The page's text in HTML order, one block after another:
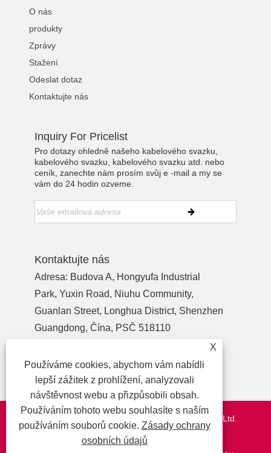
O nás
produkty
Zprávy
Stažení
Odeslat dotaz
Kontaktujte nás
Inquiry For Pricelist
Pro dotazy ohledně našeho kabelového svazku,
kabelového svazku, kabelového svazku atd. nebo
ceník, zanechte nám prosím svůj e -mail a my se
vám do 24 hodin ozveme.
Kontaktujte nás
Adresa: Budova A, Hongyufa Industrial
Park, Yuxin Road, Niuhu Community,
Guanlan Street, Longhua District, Shenzhen
Guangdong, Čína, PSČ 518110
Telefon:+86-13713718026
E-mailem:wzl@szydr.com
Copyright © 2021 Shenzhen YDR Connector Co.,Ltd.
http://www.szydr.com/
X
Používáme cookies, abychom vám nabídli
lepší zážitek z prohlížení, analyzovali
návštěvnost webu a přizpůsobili obsah.
Používáním tohoto webu souhlasíte s naším
používáním souborů cookie. Zásady ochrany
osobních údajů